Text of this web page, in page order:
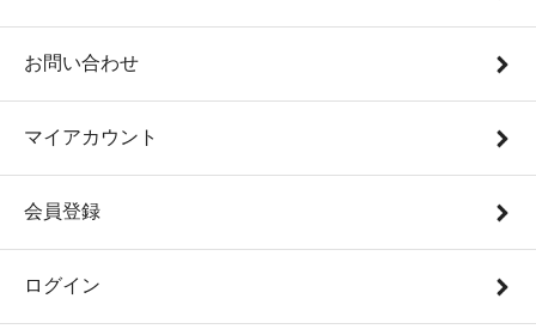
お問い合わせ
マイアカウント
会員登録
ログイン